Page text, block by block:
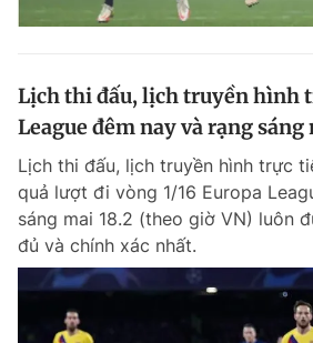
Lịch thi đấu, lịch truyền hình
League đêm nay và rạng sáng
Lịch thi đấu, lịch truyền hình trực
quả lượt đi vòng 1/16 Europa
sáng mai 18.2 (theo giờ VN) luôn
đủ và chính xác nhất.